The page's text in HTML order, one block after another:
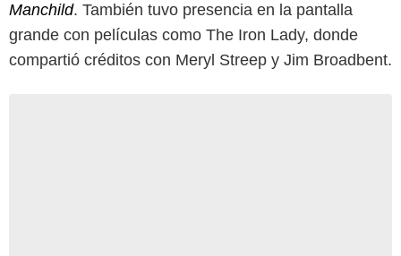
Manchild. También tuvo presencia en la pantalla
grande con películas como The Iron Lady, donde
compartió créditos con Meryl Streep y Jim Broadbent.